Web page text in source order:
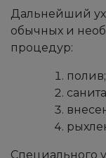
Дальнейший
обычных и
процедур:
полив;
Специального